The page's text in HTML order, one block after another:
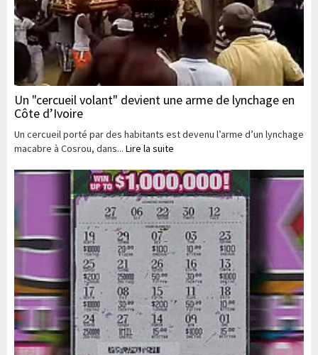
Un "cercueil volant" devient une arme de lynchage en
Côte d’Ivoire
Un cercueil porté par des habitants est devenu l’arme d’un lynchage
macabre à Cosrou, dans... Lire la suite